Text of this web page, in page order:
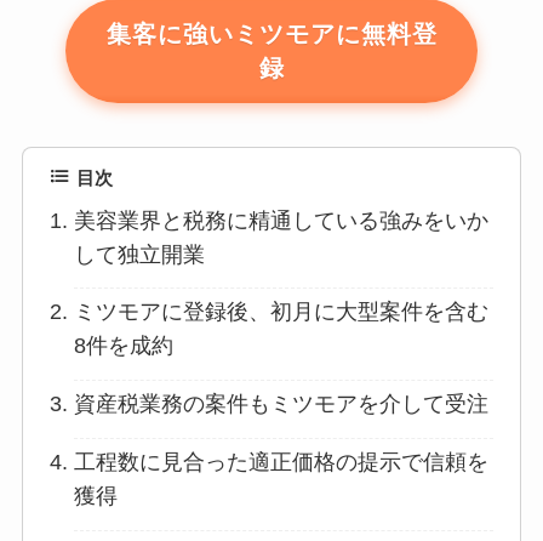
集客に強いミツモアに無料登
録
目次
美容業界と税務に精通している強みをいか
して独立開業
ミツモアに登録後、初月に大型案件を含む
8件を成約
資産税業務の案件もミツモアを介して受注
工程数に見合った適正価格の提示で信頼を
獲得